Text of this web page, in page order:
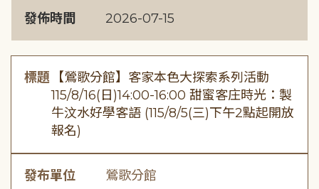
發佈時間 2026-07-15
標題 【鶯歌分館】客家本色大探索系列活動
115/8/16(日)14:00-16:00 甜蜜客庄時光：製
牛汶水好學客語 (115/8/5(三)下午2點起開放
報名)
發布單位 鶯歌分館